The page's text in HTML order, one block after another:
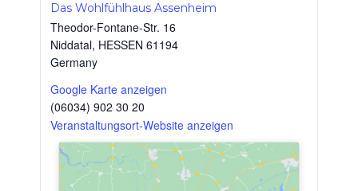
Das Wohlfühlhaus Assenheim
Theodor-Fontane-Str. 16
Niddatal, HESSEN 61194
Germany
Google Karte anzeigen
(06034) 902 30 20
Veranstaltungsort-Website anzeigen